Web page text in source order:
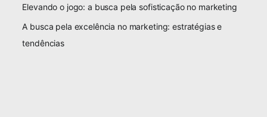
Elevando o jogo: a busca pela sofisticação no marketing
A busca pela excelência no marketing: estratégias e
tendências